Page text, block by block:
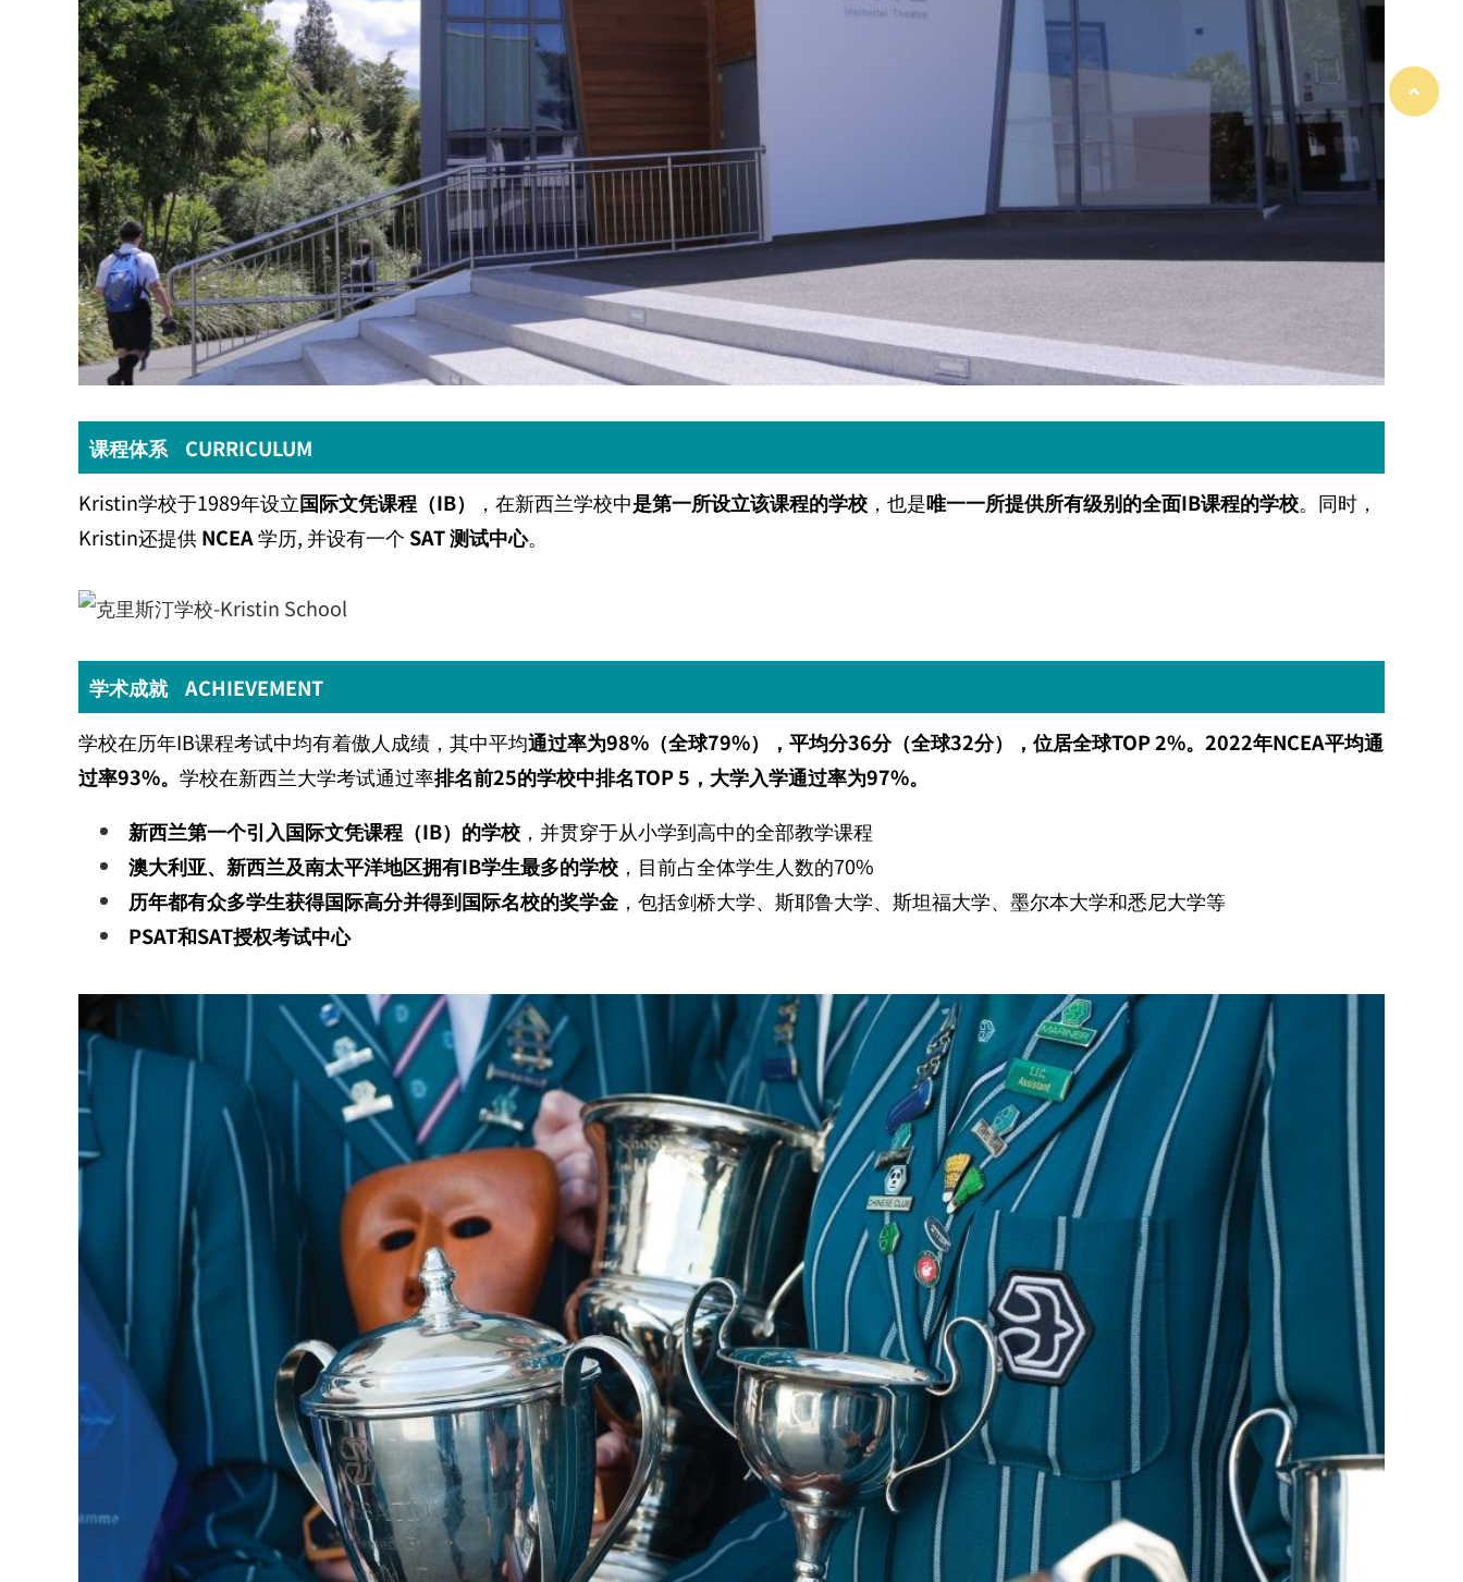
课程体系 CURRICULUM
Kristin学校于1989年设立国际文凭课程（IB） ，在新西兰学校中是第一所设立该课程的学校 ，也是唯一一所提供所有级别的全面IB课程的学校。同时，
Kristin还提供NCEA学历, 并设有一个 SAT测试中心。
学术成就 ACHIEVEMENT
学校在历年IB课程考试中均有着傲人成绩，其中平均通过率为98% （全球79%），平均分36分（全球32分），位居全球TOP 2%。 2022年NCEA平均通
过率93%。 学校在新西兰大学考试通过率排名前25的学校中排名TOP 5 ，大学入学通过率为97%。
新西兰第一个引入国际文凭课程（IB）的学校 ，并贯穿于从小学到高中的全部教学课程
澳大利亚、新西兰及南太平洋地区拥有IB学生最多的学校 ，目前占全体学生人数的70%
历年都有众多学生获得国际高分并得到国际名校的奖学金，包括剑桥大学、斯耶鲁大学、斯坦福大学、墨尔本大学和悉尼大学等
PSAT和SAT授权考试中心